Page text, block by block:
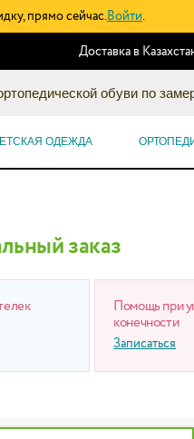
прямо сейчас.Войти.
Доставка в
обуви по
ОДЕЖДА
заказ
Помощь при
конечности
Записаться